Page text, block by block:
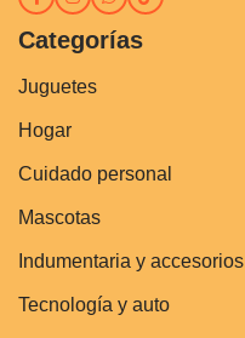
Categorías
Juguetes
Hogar
Cuidado personal
Mascotas
Indumentaria y accesorios
Tecnología y auto